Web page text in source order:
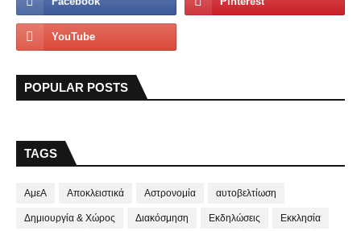
POPULAR POSTS
TAGS
ΑμεΑ Αποκλειστικά Αστρονομία αυτοβελτίωση
Δημιουργία & Χώρος Διακόσμηση Εκδηλώσεις Εκκλησία